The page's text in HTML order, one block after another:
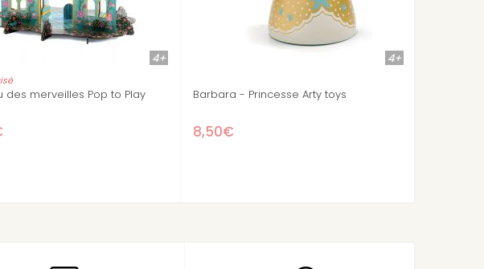
Rosa et Cat princesse Arty toys Aby & Blue Princesse Arty toys